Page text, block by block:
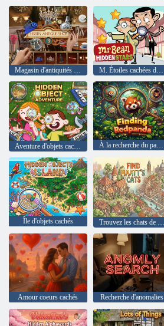
Magasin d'antiquités caché 3 M. Étoiles cachées de haricots
À la recherche du panda roux
Île d'objets cachés
Amour coeurs cachés Recherche d'anomalies